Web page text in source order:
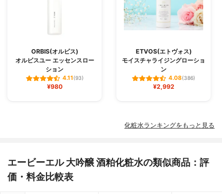
ORBIS(オルビス)
オルビスユー エッセンスロー
ション
4.11(93)
¥980
ETVOS(エトヴォス)
モイスチャライジングローショ
ン
4.08(386)
¥2,992
化粧水ランキングをもっと見る
エービーエル 大吟醸 酒粕化粧水の類似商品：評
価・料金比較表